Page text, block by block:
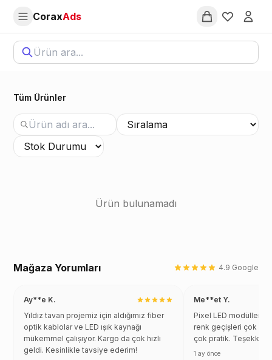
CoraxAds
Favorites
CoraxAds Fiber Optik - Fiber Optik Aydınlatma ve Pixel
Tüm Ürünler
Ürün bulunamadı
Mağaza Yorumları 4.9 Google
Ay**e K.
Yıldız tavan projemiz için aldığımız fiber
optik kablolar ve LED ışık kaynağı
mükemmel çalışıyor. Kargo da çok hızlı
geldi. Kesinlikle tavsiye ederim!
Me**et Y.
Pixel LED modülleri
renk geçişleri çok
çok pratik.
1 ay önce